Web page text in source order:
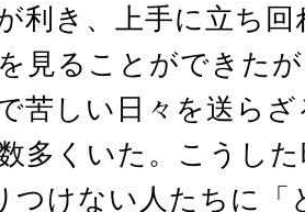
利き、上手に立ち
見ることができた
苦しい日々を送ら
多くいた。こうし
つけない人たちに「